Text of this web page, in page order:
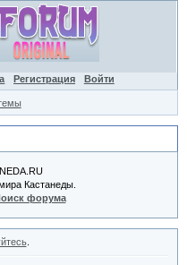
Регистрация Войти
Кастанеды.
форума
.